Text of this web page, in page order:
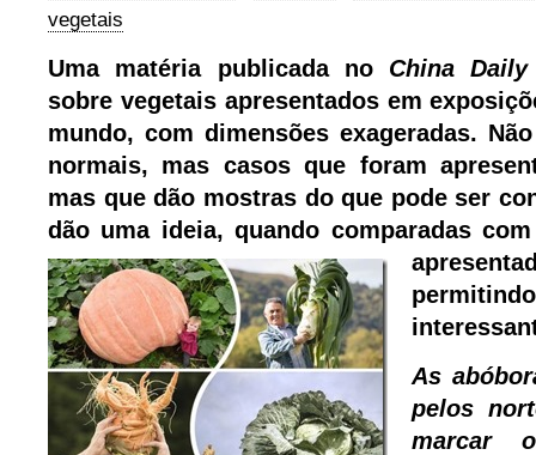
vegetais
Uma matéria publicada no China
sobre vegetais apresentados em
mundo, com dimensões exageradas.
normais, mas casos que foram
mas que dão mostras do que pode ser
dão uma ideia, quando comparadas
As
pelos
marcar